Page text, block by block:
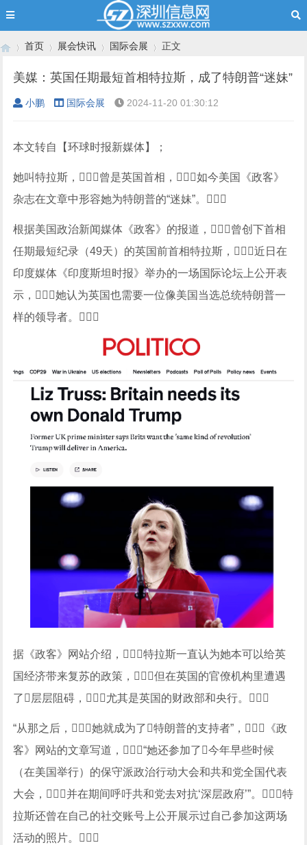
›
首页
›
展会快讯
›
国际会展
›
正文
美媒：英国任期最短首相特拉斯，成了特朗普“迷妹”
小鹏 国际会展 2024-11-20 01:30:12
本文转自【环球时报新媒体】；
她叫特拉斯，曾是英国首相，如今美国《政客》
杂志在文章中形容她为特朗普的“迷妹”。
根据美国政治新闻媒体《政客》的报道，曾创下首相
任期最短纪录（49天）的英国前首相特拉斯，近日在
印度媒体《印度斯坦时报》举办的一场国际论坛上公开表
示，她认为英国也需要一位像美国当选总统特朗普一
样的领导者。
据《政客》网站介绍，特拉斯一直认为她本可以给英
国经济带来复苏的政策，但在英国的官僚机构里遭遇
了层层阻碍，尤其是英国的财政部和央行。
“从那之后，她就成为了特朗普的支持者”，《政
客》网站的文章写道，“她还参加了今年早些时候
（在美国举行）的保守派政治行动大会和共和党全国代表
大会，并在期间呼吁共和党去对抗‘深层政府’”。特
拉斯还曾在自己的社交账号上公开展示过自己参加这两场
活动的照片。